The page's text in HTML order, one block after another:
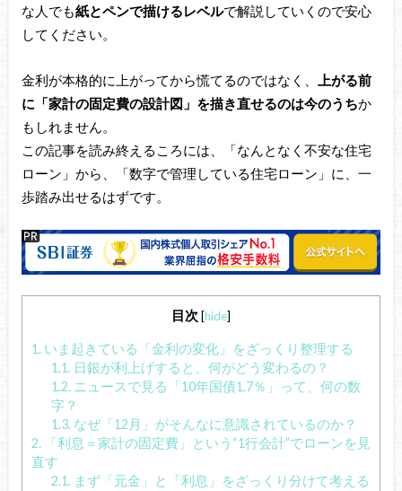
な人でも紙とペンで描けるレベルで解説していくので安心
してください。
金利が本格的に上がってから慌てるのではなく、
上がる前
に「家計の固定費の設計図」を描き直せるのは今のうちか
もしれません。
この記事を読み終えるころには、「なんとなく不安な住宅
ローン」から、「数字で管理している住宅ローン」に、一
歩踏み出せるはずです。
目次 [hide]
1.いま起きている「金利の変化」をざっくり整理する
1.1.日銀が利上げすると、何がどう変わるの？
1.2.ニュースで見る「10年国債1.7％」って、何の数
字？
1.3.なぜ「12月」がそんなに意識されているのか？
2.「利息＝家計の固定費」という“1行会計”でローンを見
直す
2.1.まず「元金」と「利息」をざっくり分けて考える